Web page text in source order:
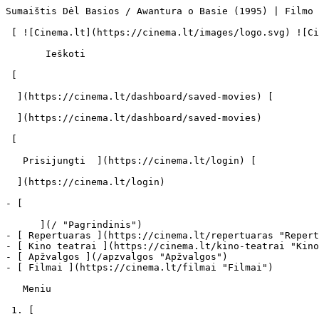
Sumaištis Dėl Basios / Awantura o Basie (1995) | Filmo online info - cinema.lt                            Ieškoti     

 [ ![Cinema.lt](https://cinema.lt/images/logo.svg) ![Cinema.lt](https://cinema.lt/images/favicon.svg) ](https://cinema.lt "Cinema.lt")

       Ieškoti     

 [  

  ](https://cinema.lt/dashboard/saved-movies) [  

  ](https://cinema.lt/dashboard/saved-movies)

 [  

   Prisijungti  ](https://cinema.lt/login) [  

  ](https://cinema.lt/login) 

- [  

      ](/ "Pagrindinis")
- [ Repertuaras ](https://cinema.lt/repertuaras "Repertuaras")
- [ Kino teatrai ](https://cinema.lt/kino-teatrai "Kino teatrai")
- [ Apžvalgos ](/apzvalgos "Apžvalgos")
- [ Filmai ](https://cinema.lt/filmai "Filmai")

   Meniu   

 1. [ 

      cinema.lt  ](/)
2. [  Filmai  ](https://cinema.lt/filmai)
3. Sumaištis Dėl Basios

   ![](https://cinema.lt/images/bookmarks/bookmark.svg)   

 [    ![Sumaištis Dėl Basios filmo online nuotraukos](https://s3.eu-central-1.amazonaws.com/cinema-lt/images/movies/poster/66f1c6f06d0fee0fff123f1a52736eb2/c/s9c5Amk5u56FSVBX-2xl.webp)  ](https://s3.eu-central-1.amazonaws.com/cinema-lt/images/movies/poster/66f1c6f06d0fee0fff123f1a52736eb2/c/s9c5Amk5u56FSVBX-full.jpg) 

   ![](https://cinema.lt/images/bookmarks/bookmark.svg)   

 [    ![Sumaištis Dėl Basios filmo online nuotraukos](https://s3.eu-central-1.amazonaws.com/cinema-lt/images/movies/poster/66f1c6f06d0fee0fff123f1a52736eb2/c/s9c5Amk5u56FSVBX-2xl.webp)  ](https://s3.eu-central-1.amazonaws.com/cinema-lt/images/movies/poster/66f1c6f06d0fee0fff123f1a52736eb2/c/s9c5Amk5u56FSVBX-full.jpg) 

Sumaištis Dėl Basios Awantura o Basie Awantura O Basie 
=======================================================

 [ Visai šeimai ](https://cinema.lt/zanrai/visai-seimai "Visai šeimai") 

 0 sek. 

 [  Filmo informacija   

  ](#storyline-with-details) 

 [ Visai šeimai ](https://cinema.lt/zanrai/visai-seimai "Visai šeimai") 

 [ Premjera 1995 m. sausio 01 d. 

 Nerodomas kino teatruose 

 ](#repertoire) 

 Dalintis

 [ ![Facebook](https://cinema.lt/images/socials/facebook_icon_white.svg) ](https://www.facebook.com/sharer/sharer.php?u=https%3A%2F%2Fcinema.lt%2Ffilmai%2Fsumaistis-del-basios)[ ![Messenger](https://cinema.lt/images/socials/messenger_icon_white.svg) ](https://www.facebook.com/dialog/send?link=https%3A%2F%2Fcinema.lt%2Ffilmai%2Fsumaistis-del-basios&redirect_uri=https%3A%2F%2Fcinema.lt%2Ffilmai%2Fsumaistis-del-basios)[ ![LinkedIn](https://cinema.lt/images/socials/linkedin_icon_white.svg) ](https://www.linkedin.com/sharing/share-offsite/?url=https%3A%2F%2Fcinema.lt%2Ffilmai%2Fsumaistis-del-basios)  

  Kino mėgėjų įvertinimas  

  N/A  

   Įvertinti   

 Premjera 1995 m. sausio 01 d. 

 Nerodomas kino teatruose 

 Nerodomas kino teatruose 

  Kino mėgėjų įvertinimas  

  N/A  

   Įvertinti   

 Dalintis

 [ ![Facebook](https://cinema.lt/images/socials/facebook_icon_white.svg) ](https://www.facebook.com/sharer/sharer.php?u=https%3A%2F%2Fcinema.lt%2Ffilmai%2Fsumaistis-del-basios)[ ![Messenger](https://cinema.lt/images/socials/messenger_icon_white.svg) ](https://www.facebook.com/dialog/send?link=https%3A%2F%2Fcinema.lt%2Ffilmai%2Fsumaistis-del-basios&redirect_uri=https%3A%2F%2Fcinema.lt%2Ffilmai%2Fsumaistis-del-basios)[ ![LinkedIn](https://cinema.lt/images/socials/linkedin_icon_white.svg) ](https://www.linkedin.com/sharing/share-offsite/?url=https%3A%2F%2Fcinema.lt%2Ffilmai%2Fsumaistis-del-basios)  

 [ Siužetas ](#storyline-with-details) 
---------------------------------------

Netekusi motinos, užaugusi pas rašytoją Stanislovą Olševskį ir jo žmoną, penkiolikmetė Basia nori sužinoti tiesą apie tikrojo savo tėvo, žinomas keliautojo, likimą. Iš garsaus geografo ir tėvo draugo profesoriaus Somerio ji gauna nuotrauką, kuri suteikia tikėjimo, kad tėvas yra gyvas, bet jam reikalinga pagalba. Netikėtai gavusi palikimą, Basia kartu su profesoriumi Someriu iškeliauja ieškoti tėvo. Jį randa indėnų kaime, praradusį atmintį ir negalintį atpažinti nei savo dukters, nei seno draugo…

 Žanras [ Visai šeimai ](https://cinema.lt/zanrai/visai-seimai "Visai šeimai") 

 Originalo kalba Lenkų / Polish (PL) 

 Filmo trukmė - 

 [ Aktoriai ](#actors) 
-----------------------

 [  Filmo kreditai   

  ](https://cinema.lt/filmai/sumaistis-del-basios/kreditai) 

  Olgierd Lukaszewicz Gustaw Holoubek Maria Gladkowska Jerzy Zelnik Piotr Fronczewski Igor Smialowski Andrzej Szczepkowski Maria Kaniewska Paulina Tworzyanska Agata Marciniak Jan Jankowski Halina Winiarska Hanna Sleszynska Marek Cichucki Kazimierz Tarnas 

 [ Filmo informacija